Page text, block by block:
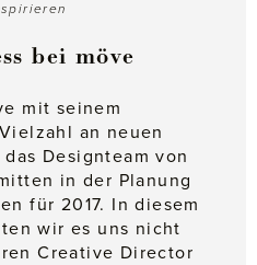
bei möve
mit seinem
an neuen
Designteam von
in der Planung
für 2017. In diesem
wir es uns nicht
Creative Director